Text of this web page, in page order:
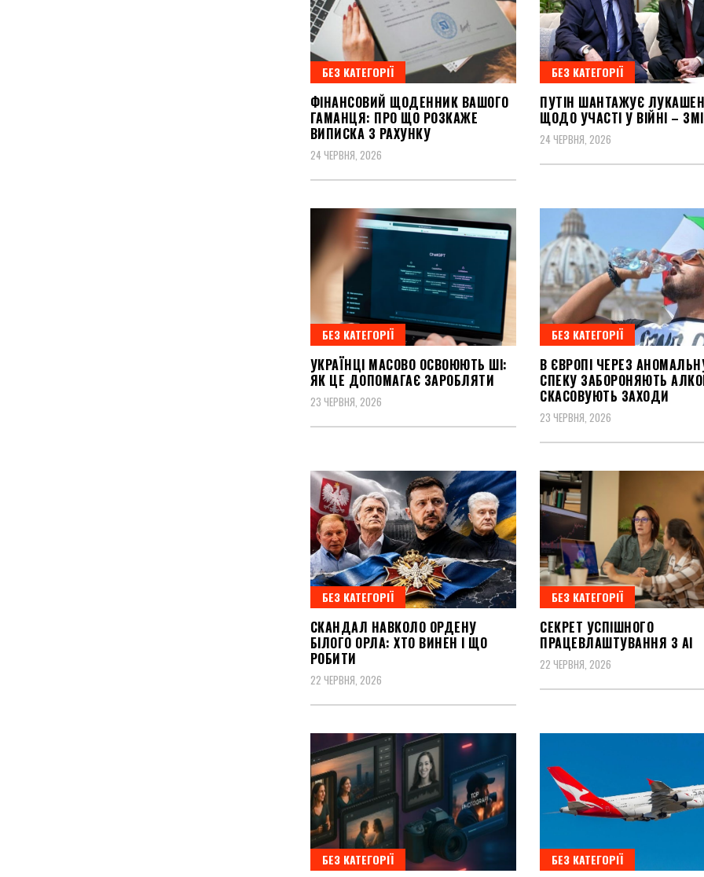
БЕЗ КАТЕГОРІЇ
ФІНАНСОВИЙ ЩОДЕННИК ВАШОГО
ГАМАНЦЯ: ПРО ЩО РОЗКАЖЕ
ВИПИСКА З РАХУНКУ
24 ЧЕРВНЯ, 2026
БЕЗ КАТЕГОРІЇ
ПУТІН ШАНТАЖУЄ
ЩОДО УЧАСТІ У ВІЙНІ – ЗМІ
24 ЧЕРВНЯ, 2026
БЕЗ КАТЕГОРІЇ
УКРАЇНЦІ МАСОВО ОСВОЮЮТЬ ШІ:
ЯК ЦЕ ДОПОМАГАЄ ЗАРОБЛЯТИ
23 ЧЕРВНЯ, 2026
БЕЗ КАТЕГОРІЇ
В ЄВРОПІ ЧЕРЕЗ
СПЕКУ ЗАБОРОНЯЮТЬ
СКАСОВУЮТЬ ЗАХОДИ
23 ЧЕРВНЯ, 2026
БЕЗ КАТЕГОРІЇ
СКАНДАЛ НАВКОЛО ОРДЕНУ
БІЛОГО ОРЛА: ХТО ВИНЕН І ЩО
РОБИТИ
22 ЧЕРВНЯ, 2026
БЕЗ КАТЕГОРІЇ
СЕКРЕТ УСПІШНОГО
ПРАЦЕВЛАШТУВАННЯ З AI
22 ЧЕРВНЯ, 2026
БЕЗ КАТЕГОРІЇ БЕЗ КАТЕГОРІЇ